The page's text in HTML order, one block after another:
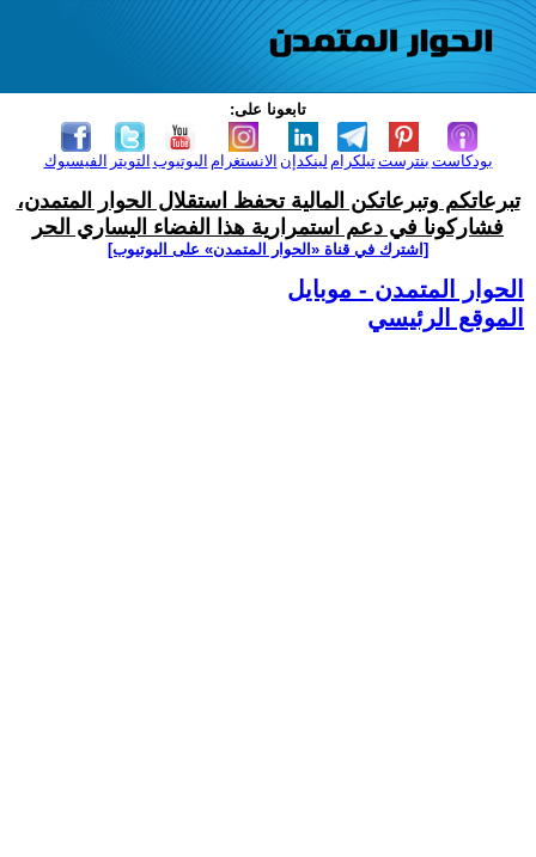
تابعونا على:
الفيسبوك التويتر اليوتيوب الانستغرام لينكدإن تيلكرامبنترست بودكاست
تبرعاتكم وتبرعاتكن المالية تحفظ استقلال الحوار المتمدن،
فشاركونا في دعم استمرارية هذا الفضاء اليساري الحر
[اشترك في قناة ‫«الحوار المتمدن» على اليوتيوب]
الحوار المتمدن - موبايل
الموقع الرئيسي